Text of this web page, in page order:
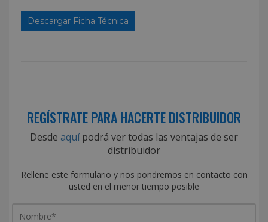
Descargar Ficha Técnica
REGÍSTRATE PARA HACERTE DISTRIBUIDOR
Desde aquípodrá ver todas las ventajas de ser
distribuidor
Rellene este formulario y nos pondremos en contacto con
usted en el menor tiempo posible